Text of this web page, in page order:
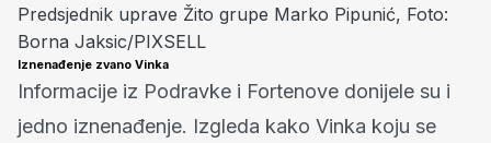
Predsjednik uprave Žito grupe Marko Pipunić, Foto:
Borna Jaksic/PIXSELL
Iznenađenje zvano Vinka
Informacije iz Podravke i Fortenove donijele su i
jedno iznenađenje. Izgleda kako Vinka koju se